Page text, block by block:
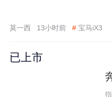
莫一西 13小时前 # 宝马iX3
已上市